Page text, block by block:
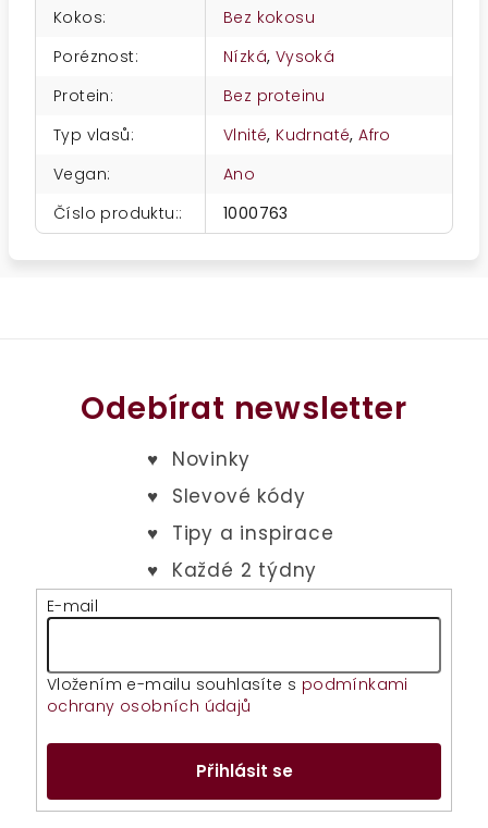
Kokos:
Bez kokosu
Poréznost: Nízká, Vysoká
Protein:
Bez proteinu
Typ vlasů: Vlnité, Kudrnaté,Afro
Vegan:
Ano
Číslo produktu:: 1000763
Odebírat newsletter
E-mail
Vložením e-mailu souhlasíte s podmínkami
ochrany osobních údajů
Přihlásit se